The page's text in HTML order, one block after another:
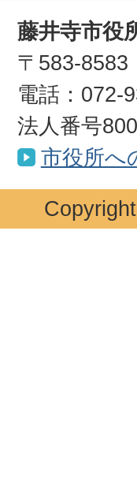
藤井寺市役
〒583-
電話：072-
法人番号
市役所へ